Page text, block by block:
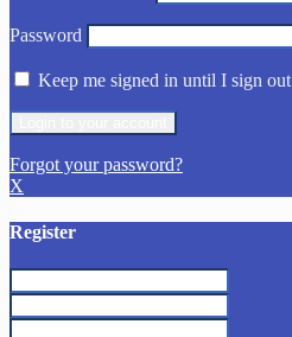
Password
Keep me signed in until I sign out
Forgot your password?
X
Register